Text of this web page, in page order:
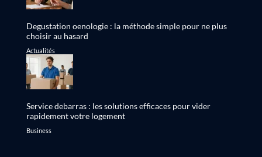
Degustation oenologie : la méthode simple pour ne plus
choisir au hasard
Actualités
Service debarras : les solutions efficaces pour vider
rapidement votre logement
Business